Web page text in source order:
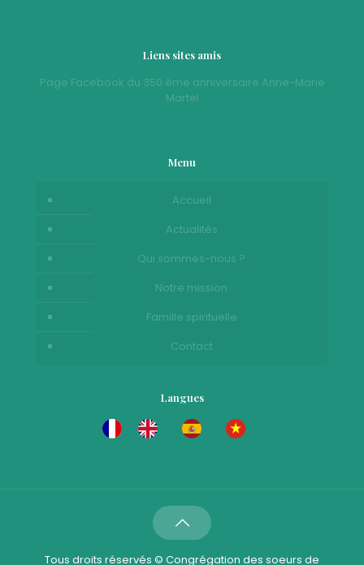
Liens sites amis
Page Facebook du 350 ème anniversaire Anne-Marie
Martel
Menu
Accueil
Actualités
Qui sommes-nous ?
Notre mission
Famille spirituelle
Contact
Langues
Tous droits réservés © Congrégation des soeurs de